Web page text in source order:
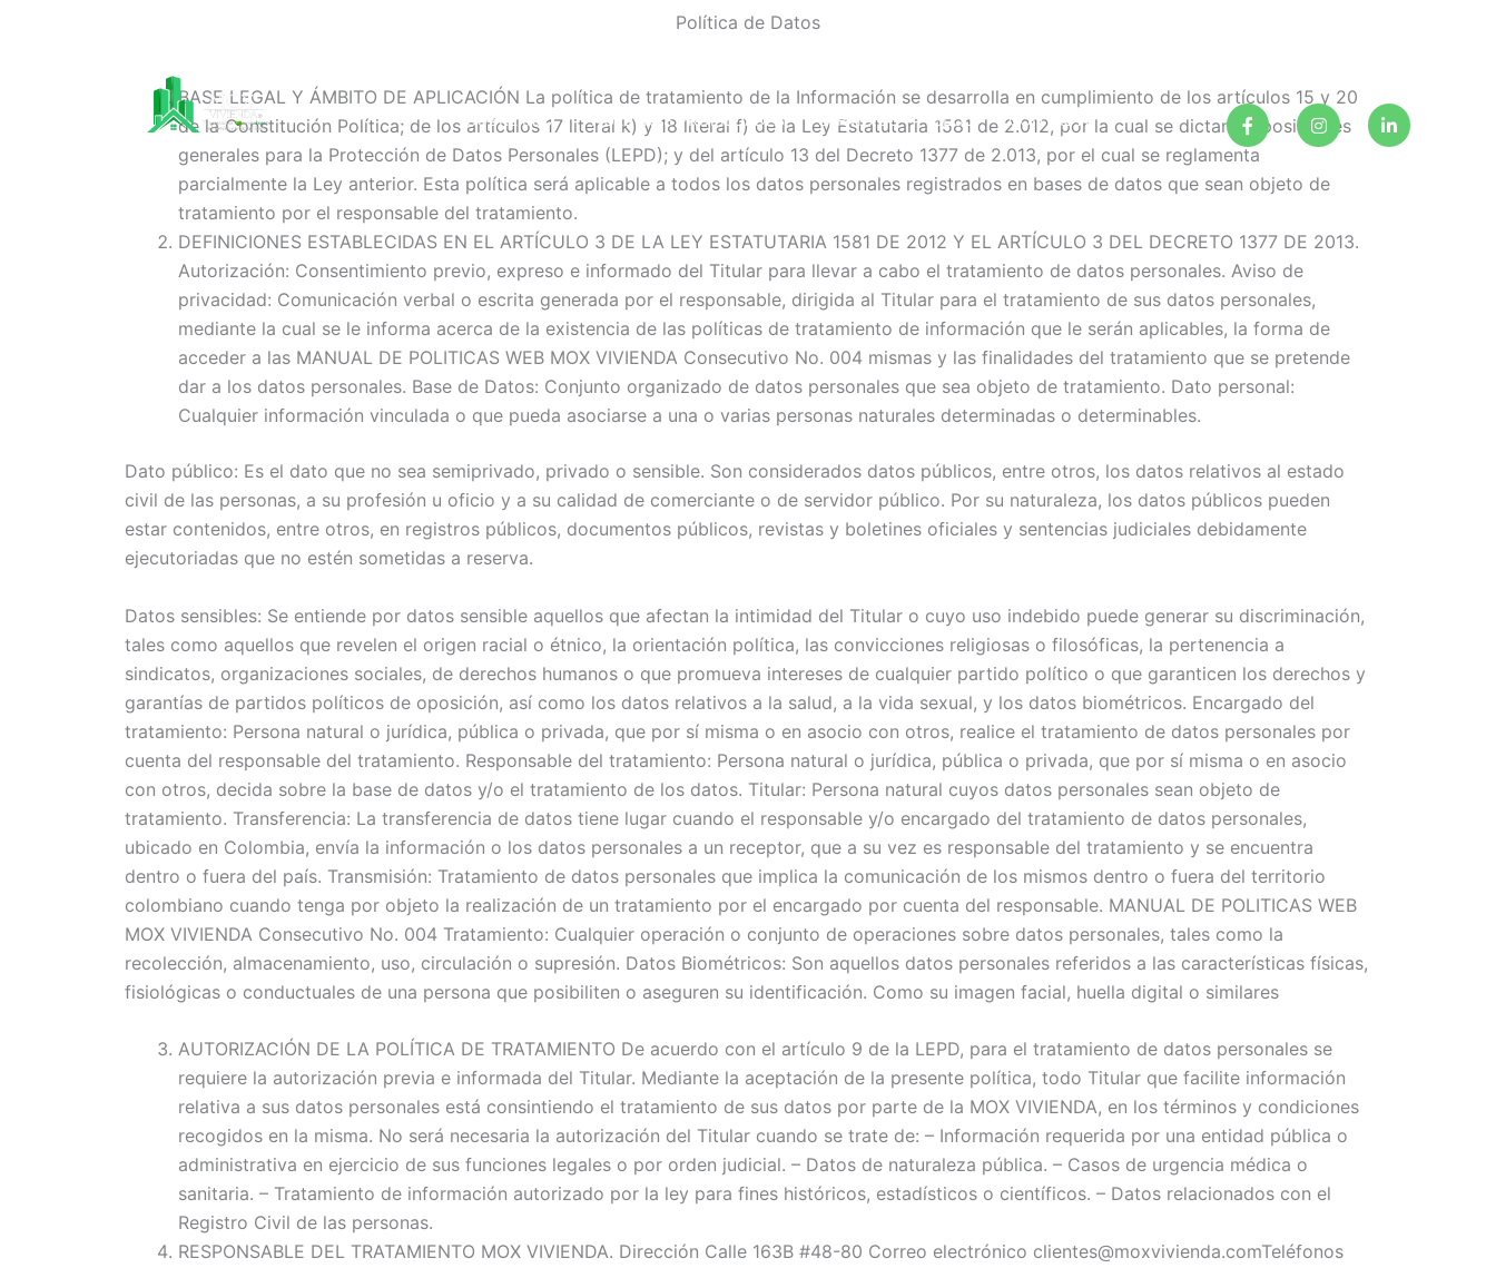
SOBRE MOX NUESTRAS PROPIEDADES SERVICIOS BLOG CONTACTO
F
a
c
e
o
-
I
n
s
t
a
g
m
L
i
n
k
Política de Datos
BASE LEGAL Y ÁMBITO DE APLICACIÓN La política de tratamiento de la Información se desarrolla en cumplimiento de los artículos 15 y 20
de la Constitución Política; de los artículos 17 literal k) y 18 literal f) de la Ley Estatutaria 1581 de 2.012, por la cual se dictan disposiciones
generales para la Protección de Datos Personales (LEPD); y del artículo 13 del Decreto 1377 de 2.013, por el cual se reglamenta
parcialmente la Ley anterior. Esta política será aplicable a todos los datos personales registrados en bases de datos que sean objeto de
tratamiento por el responsable del tratamiento.
DEFINICIONES ESTABLECIDAS EN EL ARTÍCULO 3 DE LA LEY ESTATUTARIA 1581 DE 2012 Y EL ARTÍCULO 3 DEL DECRETO 1377 DE 2013.
Autorización: Consentimiento previo, expreso e informado del Titular para llevar a cabo el tratamiento de datos personales. Aviso de
privacidad: Comunicación verbal o escrita generada por el responsable, dirigida al Titular para el tratamiento de sus datos personales,
mediante la cual se le informa acerca de la existencia de las políticas de tratamiento de información que le serán aplicables, la forma de
acceder a las MANUAL DE POLITICAS WEB MOX VIVIENDA Consecutivo No. 004 mismas y las finalidades del tratamiento que se pretende
dar a los datos personales. Base de Datos: Conjunto organizado de datos personales que sea objeto de tratamiento. Dato personal:
Cualquier información vinculada o que pueda asociarse a una o varias personas naturales determinadas o determinables.
Dato público: Es el dato que no sea semiprivado, privado o sensible. Son considerados datos públicos, entre otros, los datos relativos al estado
civil de las personas, a su profesión u oficio y a su calidad de comerciante o de servidor público. Por su naturaleza, los datos públicos pueden
estar contenidos, entre otros, en registros públicos, documentos públicos, revistas y boletines oficiales y sentencias judiciales debidamente
ejecutoriadas que no estén sometidas a reserva.
Datos sensibles: Se entiende por datos sensible aquellos que afectan la intimidad del Titular o cuyo uso indebido puede generar su discriminación,
tales como aquellos que revelen el origen racial o étnico, la orientación política, las convicciones religiosas o filosóficas, la pertenencia a
sindicatos, organizaciones sociales, de derechos humanos o que promueva intereses de cualquier partido político o que garanticen los derechos y
garantías de partidos políticos de oposición, así como los datos relativos a la salud, a la vida sexual, y los datos biométricos. Encargado del
tratamiento: Persona natural o jurídica, pública o privada, que por sí misma o en asocio con otros, realice el tratamiento de datos personales por
cuenta del responsable del tratamiento. Responsable del tratamiento: Persona natural o jurídica, pública o privada, que por sí misma o en asocio
con otros, decida sobre la base de datos y/o el tratamiento de los datos. Titular: Persona natural cuyos datos personales sean objeto de
tratamiento. Transferencia: La transferencia de datos tiene lugar cuando el responsable y/o encargado del tratamiento de datos personales,
ubicado en Colombia, envía la información o los datos personales a un receptor, que a su vez es responsable del tratamiento y se encuentra
dentro o fuera del país. Transmisión: Tratamiento de datos personales que implica la comunicación de los mismos dentro o fuera del territorio
colombiano cuando tenga por objeto la realización de un tratamiento por el encargado por cuenta del responsable. MANUAL DE POLITICAS WEB
MOX VIVIENDA Consecutivo No. 004 Tratamiento: Cualquier operación o conjunto de operaciones sobre datos personales, tales como la
recolección, almacenamiento, uso, circulación o supresión. Datos Biométricos: Son aquellos datos personales referidos a las características físicas,
fisiológicas o conductuales de una persona que posibiliten o aseguren su identificación. Como su imagen facial, huella digital o similares
AUTORIZACIÓN DE LA POLÍTICA DE TRATAMIENTO De acuerdo con el artículo 9 de la LEPD, para el tratamiento de datos personales se
requiere la autorización previa e informada del Titular. Mediante la aceptación de la presente política, todo Titular que facilite información
relativa a sus datos personales está consintiendo el tratamiento de sus datos por parte de la MOX VIVIENDA, en los términos y condiciones
recogidos en la misma. No será necesaria la autorización del Titular cuando se trate de: – Información requerida por una entidad pública o
administrativa en ejercicio de sus funciones legales o por orden judicial. – Datos de naturaleza pública. – Casos de urgencia médica o
sanitaria. – Tratamiento de información autorizado por la ley para fines históricos, estadísticos o científicos. – Datos relacionados con el
Registro Civil de las personas.
RESPONSABLE DEL TRATAMIENTO MOX VIVIENDA. Dirección Calle 163B #48-80 Correo electrónico clientes@moxvivienda.comTeléfonos